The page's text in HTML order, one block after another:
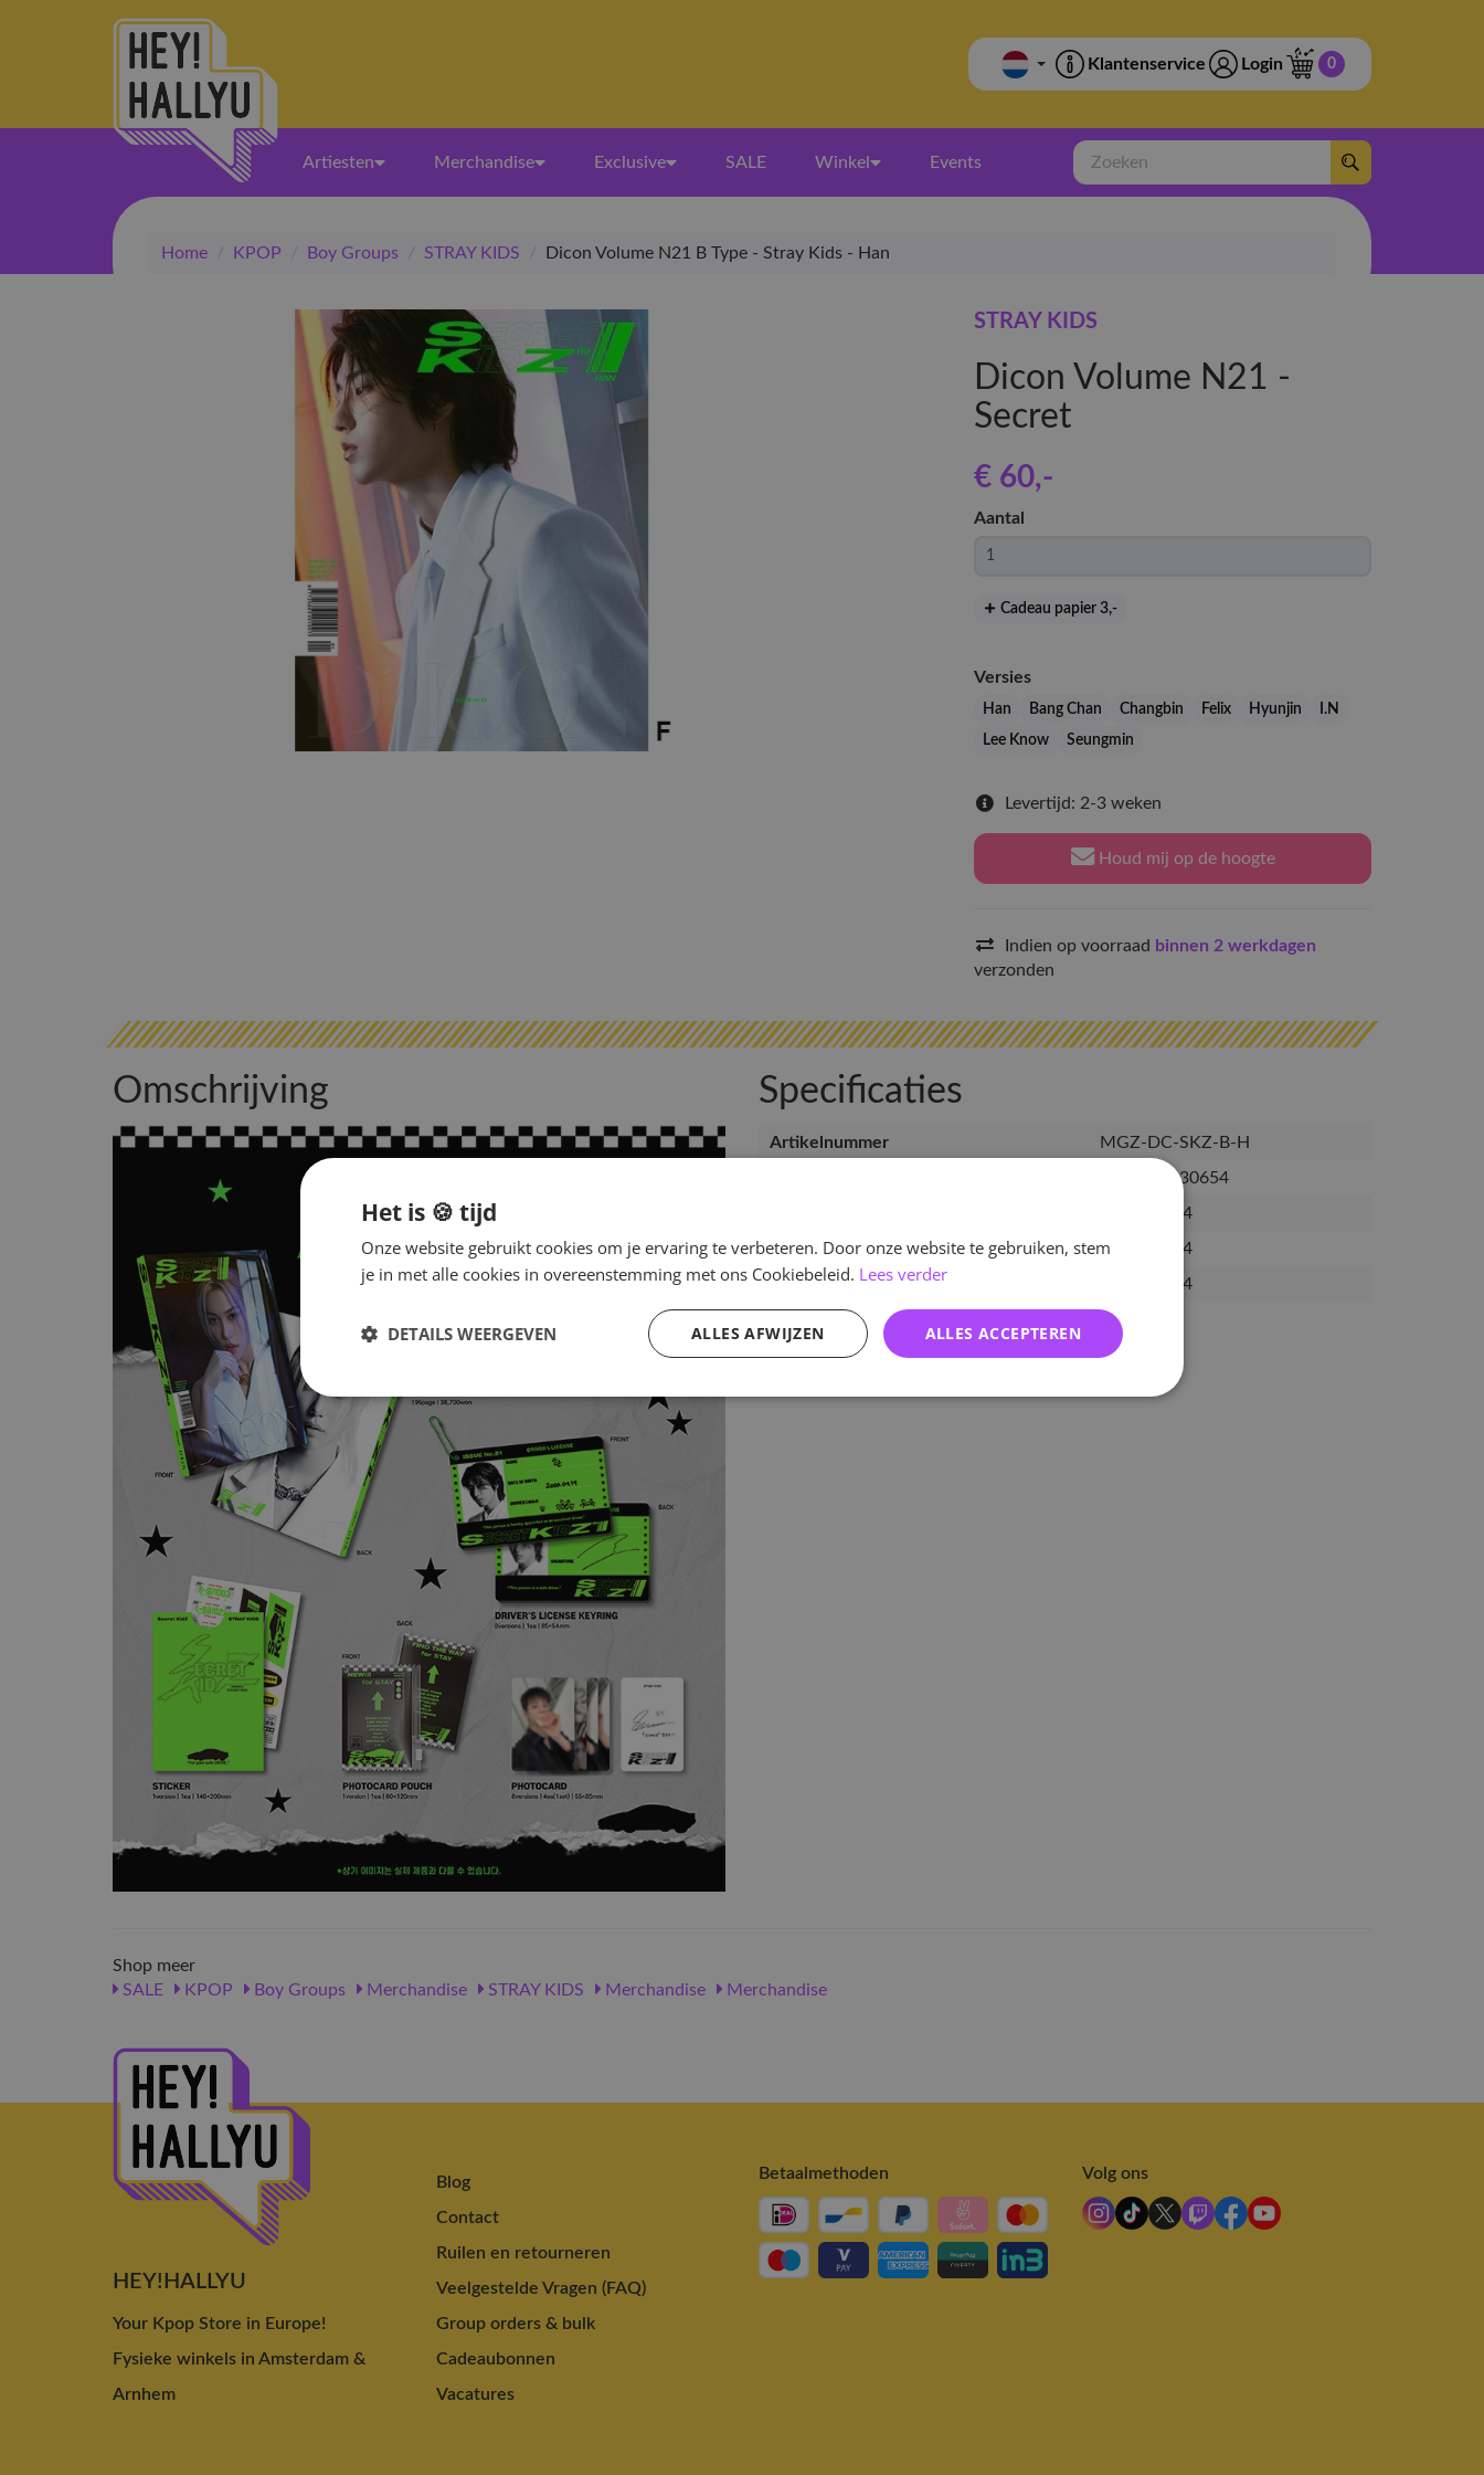
Klantenservice Login 0
Artiesten Merchandise Exclusive SALE Winkel Events
Zoeken
Home / KPOP / Boy Groups / STRAY KIDS / Dicon Volume N21 B Type - Stray Kids - Han
STRAY KIDS
Dicon Volume N21 -
Secret
€ 60,-
Aantal
Cadeau papier 3,-
Versies
Han Bang Chan Changbin Felix Hyunjin
I.N
Lee Know
Seungmin
Levertijd: 2-3 weken
Houd mij op de hoogte
Indien op voorraad binnen 2 werkdagen
verzonden
Omschrijving Specificaties
Artikelnummer
MGZ-DC-SKZ-B-H
1233957430654
20-09-2024
Release datum
28-10-2024
Verwachte leverdatum
15-11-2024
Shop meer
SALE
KPOP Boy Groups Merchandise STRAY KIDS Merchandise Merchandise
HEY!HALLYU
Your Kpop Store in Europe!
Fysieke winkels in Amsterdam &
Arnhem
Blog
Contact
Ruilen en retourneren
Veelgestelde Vragen (FAQ)
Group orders & bulk
Cadeaubonnen
Vacatures
Betaalmethoden Volg ons
Het is 🍪 tijd
Onze website gebruikt cookies om je ervaring te verbeteren. Door onze website te gebruiken, stem
je in met alle cookies in overeenstemming met ons Cookiebeleid. Lees verder
ALLES ACCEPTEREN
ALLES AFWIJZEN
DETAILS WEERGEVEN